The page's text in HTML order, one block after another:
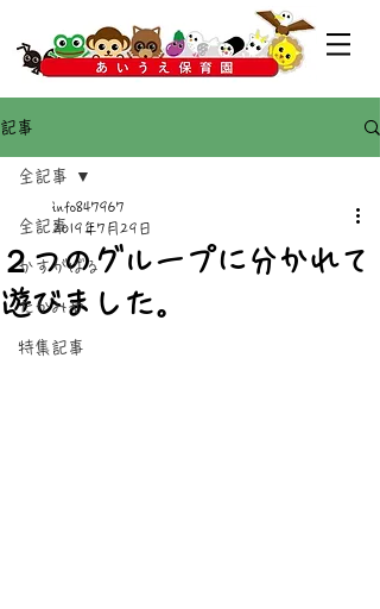
記事
全記事
かすがばる
たかみや
特集記事
全記事
２つのグループに分かれて
遊びました。
info847967
2019年7月29日